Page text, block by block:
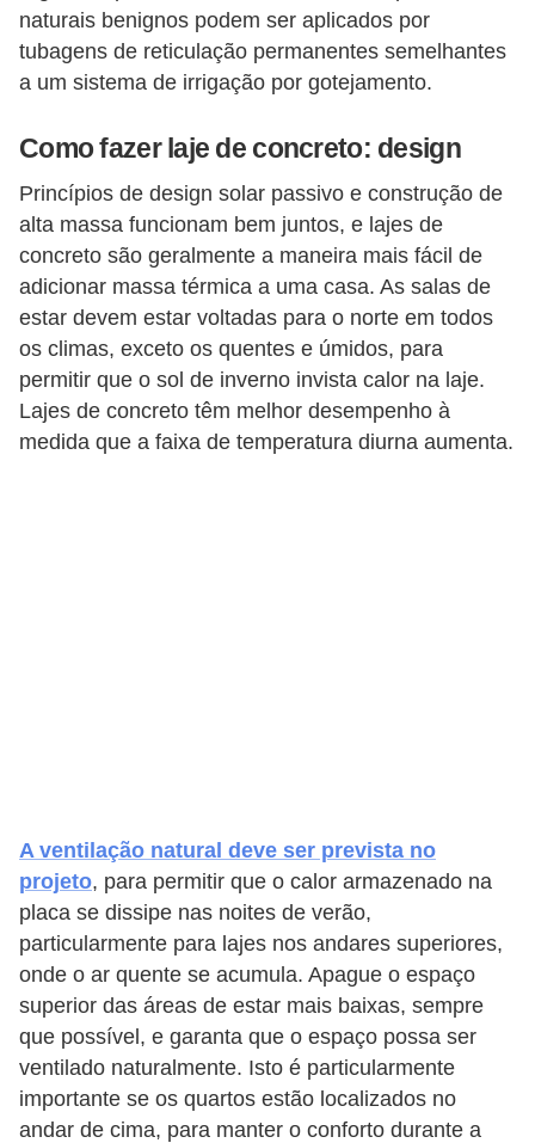
naturais benignos podem ser aplicados por
tubagens de reticulação permanentes semelhantes
a um sistema de irrigação por gotejamento.
Como fazer laje de concreto: design
Princípios de design solar passivo e construção de
alta massa funcionam bem juntos, e lajes de
concreto são geralmente a maneira mais fácil de
adicionar massa térmica a uma casa. As salas de
estar devem estar voltadas para o norte em todos
os climas, exceto os quentes e úmidos, para
permitir que o sol de inverno invista calor na laje.
Lajes de concreto têm melhor desempenho à
medida que a faixa de temperatura diurna aumenta.
A ventilação natural deve ser prevista no
projeto, para permitir que o calor armazenado na
placa se dissipe nas noites de verão,
particularmente para lajes nos andares superiores,
onde o ar quente se acumula. Apague o espaço
superior das áreas de estar mais baixas, sempre
que possível, e garanta que o espaço possa ser
ventilado naturalmente. Isto é particularmente
importante se os quartos estão localizados no
andar de cima, para manter o conforto durante a